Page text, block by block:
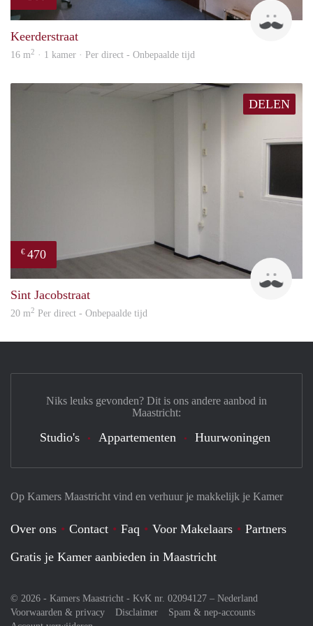
Keerderstraat
16 m2 · 1 kamer · Per direct - Onbepaalde tijd
DELEN
€ 470
Sint Jacobstraat
20 m2 Per direct - Onbepaalde tijd
Op Kamers Maastricht vind en verhuur je makkelijk je Kamer
Over ons Contact Faq Voor Makelaars
Partners
Gratis je Kamer aanbieden in Maastricht
© 2026 - Kamers Maastricht - KvK nr. 02094127 – Nederland
Voorwaarden & privacy
Disclaimer
Spam & nep-accounts
Niks leuks gevonden? Dit is ons andere aanbod in
Maastricht:
Studio's Appartementen Huurwoningen